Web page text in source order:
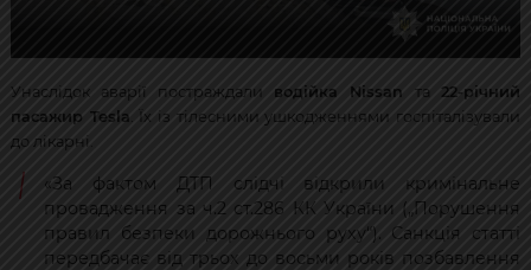
Унаслідок аварії постраждали водійка Nissan та22-річний
пасажир Tesla . Їх із тілесними ушкодженнями госпіталізували
до лікарні.
«За фактом ДТП слідчі відкрили кримінальне
провадження за ч.2 ст.286 КК України („Порушення
правил безпеки дорожнього руху“). Санкція статті
передбачає від трьох до восьми років позбавлення